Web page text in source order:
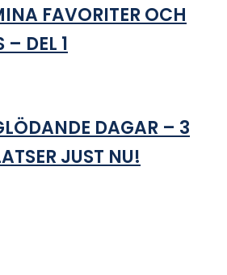
FAVORITER OCH
– DEL 1
DAGAR – 3
JUST NU!